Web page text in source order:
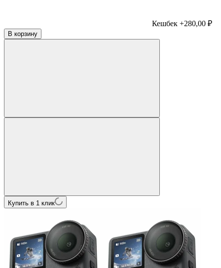
Кешбек +280,00 ₽
В корзину
Купить в 1 клик